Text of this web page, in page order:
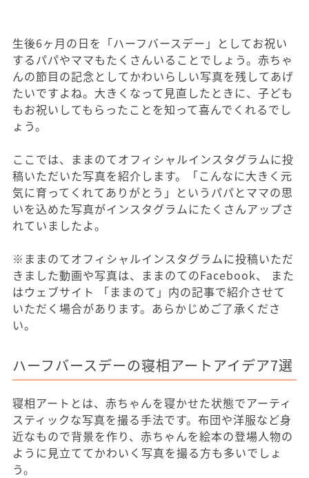
生後6ヶ月の日を「ハーフバースデー」としてお祝い
するパパやママもたくさんいることでしょう。赤ちゃ
んの節目の記念としてかわいらしい写真を残してあげ
たいですよね。大きくなって見直したときに、子ども
もお祝いしてもらったことを知って喜んでくれるでし
ょう。
ここでは、ままのてオフィシャルインスタグラムに投
稿いただいた写真を紹介します。「こんなに大きく元
気に育ってくれてありがとう」というパパとママの思
いを込めた写真がインスタグラムにたくさんアップさ
れていましたよ。
※ままのてオフィシャルインスタグラムに投稿いただ
きました動画や写真は、ままのてのFacebook、 また
はウェブサイト 「ままのて」内の記事で紹介させて
いただく場合があります。あらかじめご了承くださ
い。
ハーフバースデーの寝相アートアイデア7選
寝相アートとは、赤ちゃんを寝かせた状態でアーティ
スティックな写真を撮る手法です。布団や洋服など身
近なもので背景を作り、赤ちゃんを絵本の登場人物の
ように見立ててかわいく写真を撮る方も多いでしょ
う。